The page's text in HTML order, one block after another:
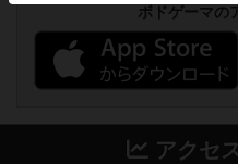
ボドゲーマの
アクセ